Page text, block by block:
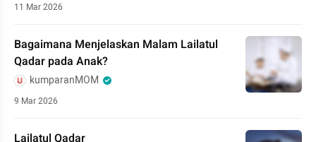
11 Mar 2026
Bagaimana Menjelaskan Malam Lailatul
Qadar pada Anak?
kumparanMOM
9 Mar 2026
Lailatul Qadar